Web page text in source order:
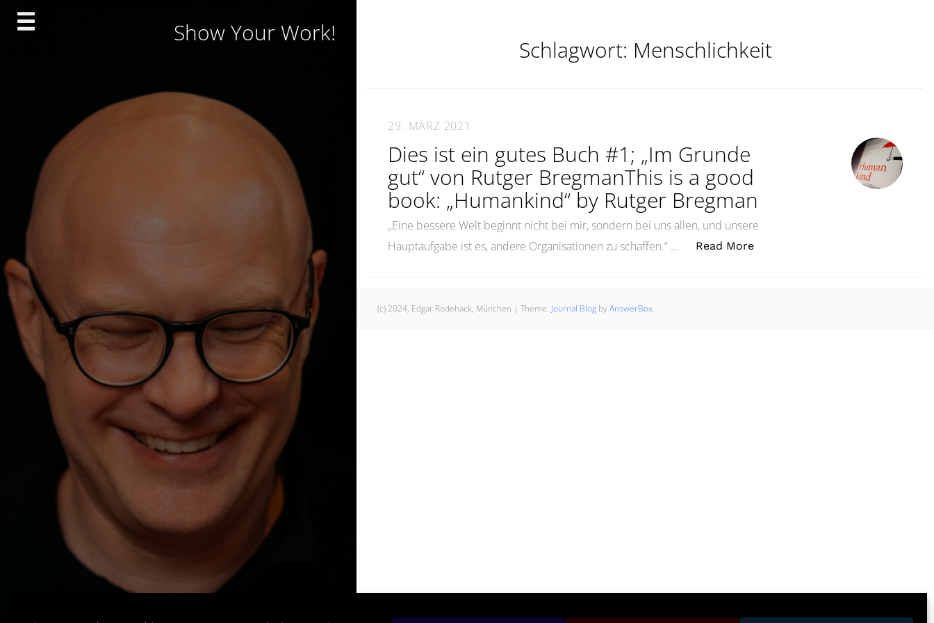
Skip
Show Your Work!
Machen. Zeigen. Lernen.
Schlagwort: Menschlichkeit
29. MÄRZ 2021
Dies ist ein gutes Buch #1; „Im Grunde
gut“ von Rutger BregmanThis is a good
book: „Humankind“ by Rutger Bregman
„Eine bessere Welt beginnt nicht bei mir, sondern bei uns allen, und unsere
Hauptaufgabe ist es, andere Organisationen zu schaffen.“ …
Read More„Dies ist ein gutes Buch #1; „Im
(c) 2024, Edgar Rodehack, München |Theme: Journal Blog byAnswerBox.